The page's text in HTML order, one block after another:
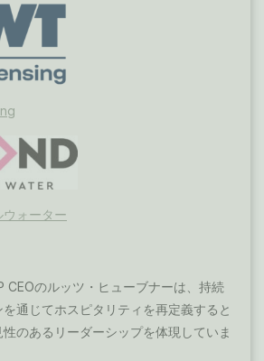
ォーター
CEOのルッツ・ヒューブナーは、持続
通じてホスピタリティを再定義すると
のあるリーダーシップを体現していま